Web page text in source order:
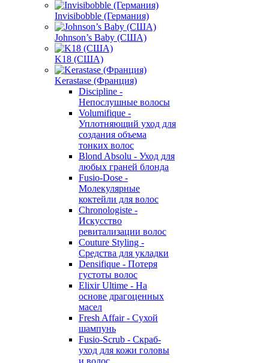
Invisibobble (Германия)
Johnson’s Baby (США)
K18 (США)
Kerastase (Франция)
Discipline -
Непослушные волосы
Volumifique -
Уплотняющий уход для
создания объема
тонких волос
Blond Absolu - Уход для
любых граней блонда
Fusio-Dose -
Молекулярные
коктейли для волос
Chronologiste -
Искусство
ревитализации волос
Couture Styling -
Средства для укладки
Densifique - Потеря
густоты волос
Elixir Ultime - На
основе драгоценных
масел
Fresh Affair - Сухой
шампунь
Fusio-Scrub - Скраб-
уход для кожи головы
и волос